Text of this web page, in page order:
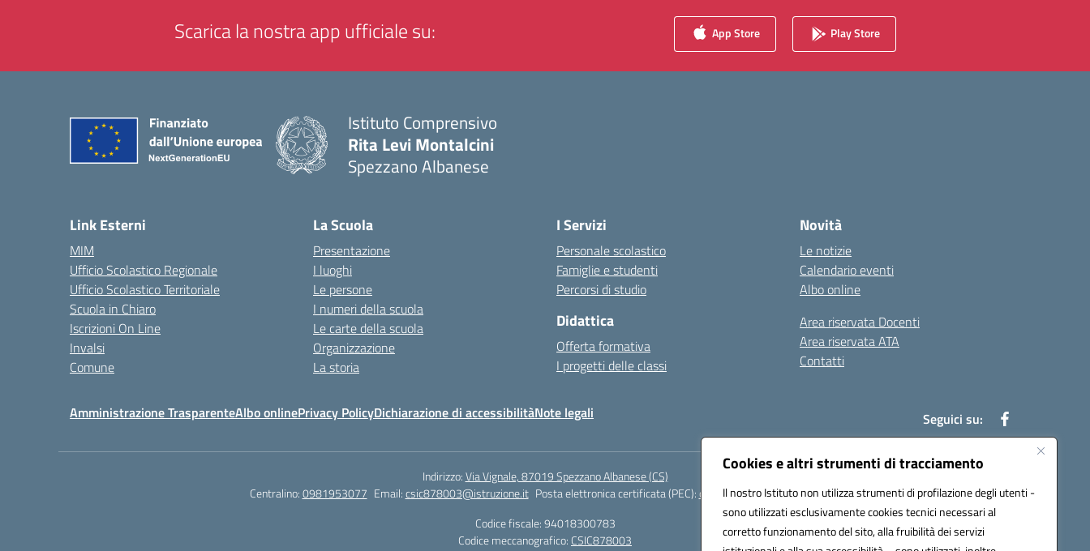
Cookies e altri strumenti di tracciamento
Il nostro Istituto non utilizza strumenti di profilazione degli utenti -
sono utilizzati esclusivamente cookies tecnici necessari al
corretto funzionamento del sito, alla fruibilità dei servizi
Scarica la nostra app ufficiale su: App Store Play Store
Istituto Comprensivo
Rita Levi Montalcini
Spezzano Albanese
Link Esterni
MIM
Ufficio Scolastico Regionale
Ufficio Scolastico Territoriale
Scuola in Chiaro
Iscrizioni On Line
Invalsi
Comune
La Scuola
Presentazione
I luoghi
Le persone
I numeri della scuola
Le carte della scuola
Organizzazione
La storia
I Servizi
Personale scolastico
Famiglie e studenti
Percorsi di studio
Didattica
Offerta formativa
I progetti delle classi
Novità
Le notizie
Calendario eventi
Albo online
Area riservata Docenti
Area riservata ATA
Contatti
Amministrazione TrasparenteAlbo onlinePrivacy PolicyDichiarazione di accessibilitàNote legali Seguici su:
Indirizzo:Via Vignale, 87019 Spezzano Albanese (CS)
Centralino:0981953077 Email:csic878003@istruzione.it Posta elettronica certificata (PEC):csic878003@pec.istruzione.it
Codice fiscale: 94018300783
Codice meccanografico: CSIC878003